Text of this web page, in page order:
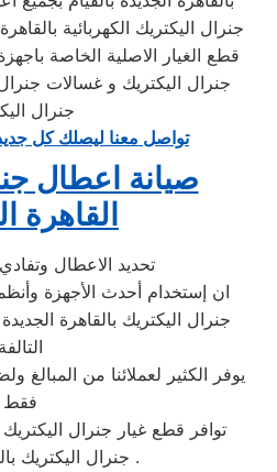
جنرال اليكتريك الكهربائية
قطع الغيار الاصلية الخاصة
جنرال اليكتريك و غسالات
جنرال
تواصل معنا ليصلك كل
صيانة اعطال
القاهرة
تحديد الاعطال
ان إستخدام أحدث الأجهزة
جنرال اليكتريك بالقاهرة
التالفة
يوفر الكثير لعملائنا من المبالغ
فقط
جنرال اليكتريك بالقاهرة الجديدة .